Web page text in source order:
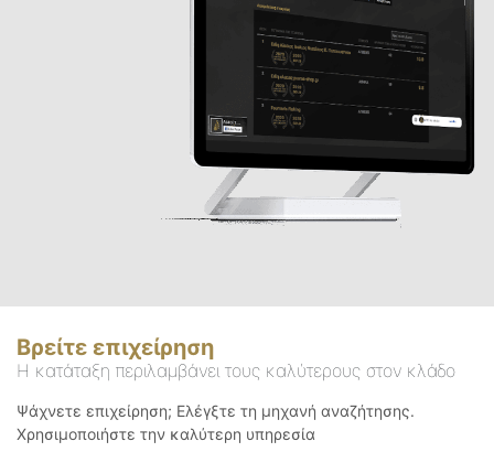
Βρείτε επιχείρηση
Η κατάταξη περιλαμβάνει τους καλύτερους στον κλάδο
Ψάχνετε επιχείρηση; Ελέγξτε τη μηχανή αναζήτησης.
Χρησιμοποιήστε την καλύτερη υπηρεσία